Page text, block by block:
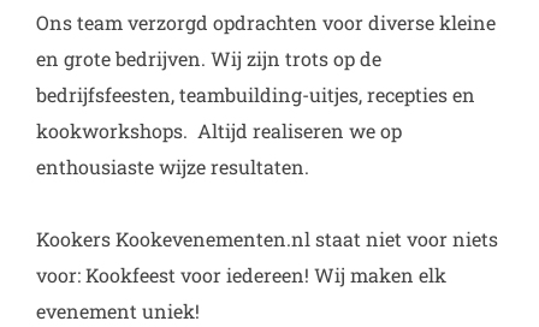
Ons team verzorgd opdrachten voor diverse kleine
en grote bedrijven. Wij zijn trots op de
bedrijfsfeesten, teambuilding-uitjes, recepties en
kookworkshops. Altijd realiseren we op
enthousiaste wijze resultaten.
Kookers Kookevenementen.nl staat niet voor niets
voor: Kookfeest voor iedereen! Wij maken elk
evenement uniek!